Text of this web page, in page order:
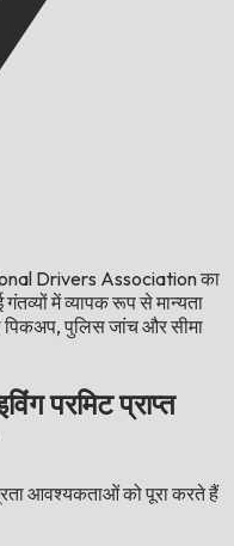
Drivers Association का
गंतव्यों में व्यापक रूप से मान्यता
पिकअप, पुलिस जांच और सीमा
परमिट प्राप्त
आवश्यकताओं को पूरा करते हैं